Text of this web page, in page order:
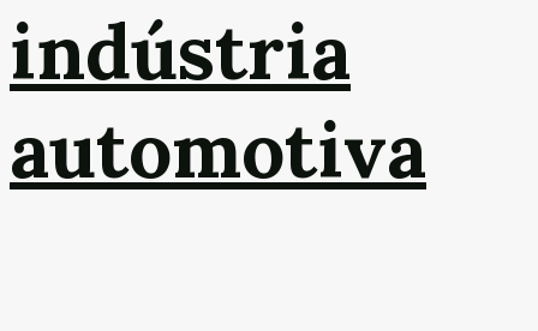
indústria
automotiva